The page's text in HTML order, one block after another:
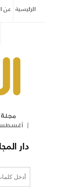
الرئيسية عن
مجلة
| أغسطس 2026 م- صفر
دار